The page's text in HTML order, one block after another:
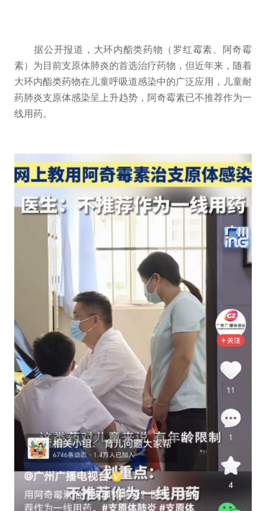
据公开报道，大环内酯类药物（罗红霉素、阿奇霉
素）为目前支原体肺炎的首选治疗药物，但近年来，随着
大环内酯类药物在儿童呼吸道感染中的广泛应用，儿童耐
药肺炎支原体感染呈上升趋势，阿奇霉素已不推荐作为一
线用药。